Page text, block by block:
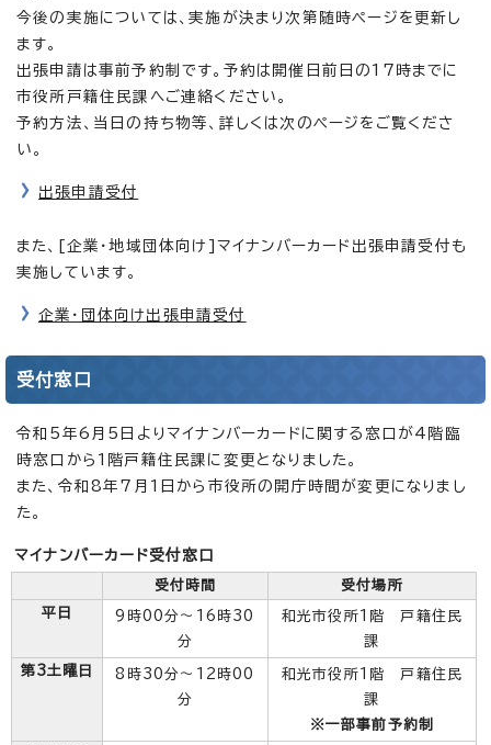
今後の実施については、実施が決まり次第随時ページを更新し
ます。
出張申請は事前予約制です。予約は開催日前日の17時までに
市役所戸籍住民課へご連絡ください。
予約方法、当日の持ち物等、詳しくは次のページをご覧くださ
い。
出張申請受付
また、[企業・地域団体向け]マイナンバーカード出張申請受付も
実施しています。
企業・団体向け出張申請受付
受付窓口
令和5年6月5日よりマイナンバーカードに関する窓口が4階臨
時窓口から1階戸籍住民課に変更となりました。
また、令和8年7月1日から市役所の開庁時間が変更になりまし
た。
マイナンバーカード受付窓口
受付時間
受付場所
平日
9時00分～16時30
分
和光市役所1階 戸籍住民
課
第3土曜日
8時30分～12時00
分
和光市役所1階 戸籍住民
課
※一部事前予約制